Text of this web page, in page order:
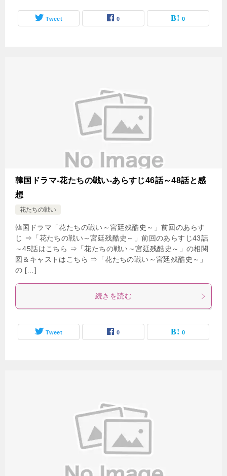
Tweet 0 0
韓国ドラマ-花たちの戦い-あらすじ46話～48話と感
想
花たちの戦い
韓国ドラマ「花たちの戦い～宮廷残酷史～」前回のあらす
じ ⇒「花たちの戦い～宮廷残酷史～」前回のあらすじ43話
～45話はこちら ⇒「花たちの戦い～宮廷残酷史～」の相関
図＆キャストはこちら ⇒「花たちの戦い～宮廷残酷史～」
の […]
続きを読む
Tweet 0 0